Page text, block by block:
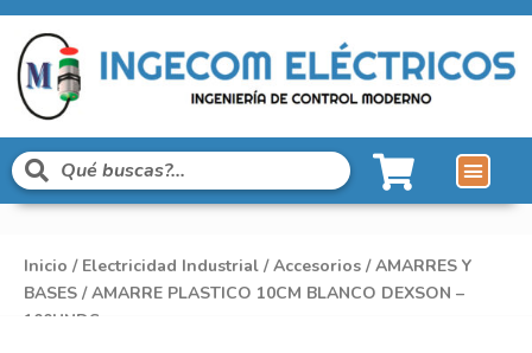
Inicio / Electricidad Industrial /Accesorios /AMARRES Y
BASES / AMARRE PLASTICO 10CM BLANCO DEXSON –
100UNDS